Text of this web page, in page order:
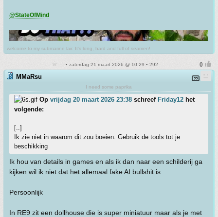
@StateOfMind
welcome to my submarine lair. It's long, hard and full of seamen!
• zaterdag 21 maart 2026 @ 10:29 • 292
MMaRsu
I need some paprika
Op vrijdag 20 maart 2026 23:38 schreef Friday12 het
volgende:
[..]
Ik zie niet in waarom dit zou boeien. Gebruik de tools tot je
beschikking
Ik hou van details in games en als ik dan naar een schilderij ga
kijken wil ik niet dat het allemaal fake AI bullshit is
Persoonlijk
In RE9 zit een dollhouse die is super miniatuur maar als je met